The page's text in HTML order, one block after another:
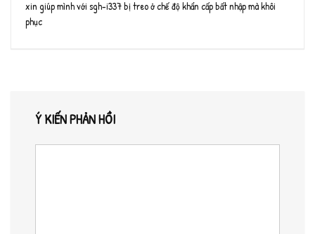
xin giúp mình với sgh-i337 bị treo ở chế độ khẩn cấp bất nhập mà khôi
phục
Ý KIẾN PHẢN HỒI